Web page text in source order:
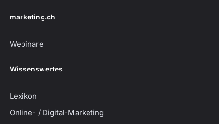
marketing.ch
Webinare
Wissenswertes
Lexikon
Online- / Digital-Marketing